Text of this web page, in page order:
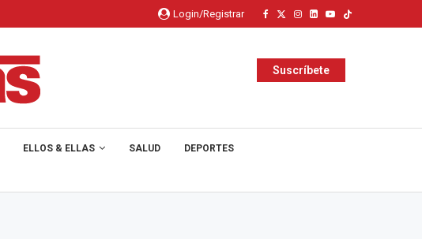
Login/Registrar
Suscríbete
ELLOS & ELLAS SALUD DEPORTES